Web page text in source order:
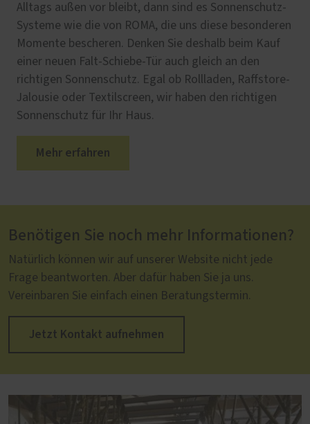
Alltags außen vor bleibt, dann sind es Sonnenschutz-
Systeme wie die von ROMA, die uns diese besonderen
Momente bescheren. Denken Sie deshalb beim Kauf
einer neuen Falt-Schiebe-Tür auch gleich an den
richtigen Sonnenschutz. Egal ob Rollladen, Raffstore-
Jalousie oder Textilscreen, wir haben den richtigen
Sonnenschutz für Ihr Haus.
Mehr erfahren
Benötigen Sie noch mehr Informationen?
Natürlich können wir auf unserer Website nicht jede
Frage beantworten. Aber dafür haben Sie ja uns.
Vereinbaren Sie einfach einen Beratungstermin.
Jetzt Kontakt aufnehmen